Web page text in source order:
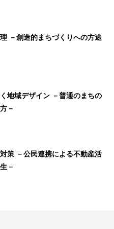
－創造的まちづくりへの方途
地域デザイン －普通のまちの
－
策 －公民連携による不動産活
－